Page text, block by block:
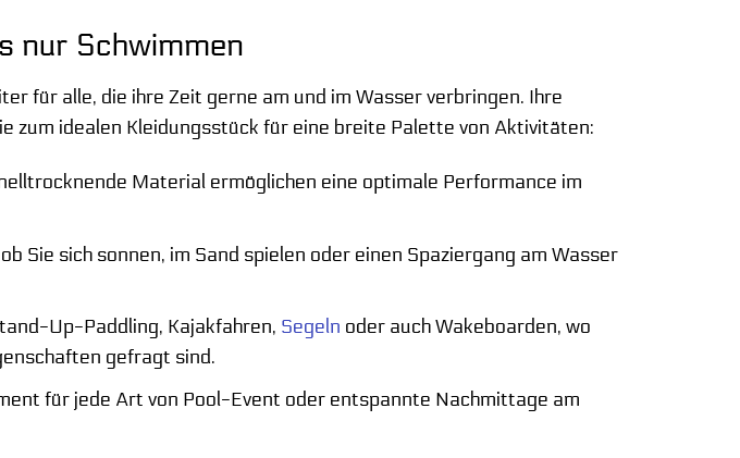
nur Schwimmen
für alle, die ihre Zeit gerne am und im Wasser verbringen. Ihre
zum idealen Kleidungsstück für eine breite Palette von Aktivitäten:
Material ermöglichen eine optimale Performance im
Sie sich sonnen, im Sand spielen oder einen Spaziergang am Wasser
Up-Paddling, Kajakfahren, Segeln oder auch Wakeboarden, wo
gefragt sind.
für jede Art von Pool-Event oder entspannte Nachmittage am